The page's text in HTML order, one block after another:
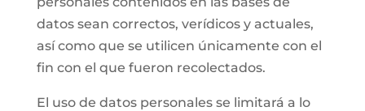
datos sean correctos, verídicos y actuales,
así como que se utilicen únicamente con el
fin con el que fueron recolectados.
El uso de datos personales se limitará a lo